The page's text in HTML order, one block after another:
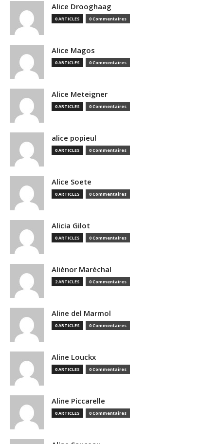
Alice Drooghaag
0 ARTICLES 0 Commentaires
Alice Magos
0 ARTICLES 0 Commentaires
Alice Meteigner
0 ARTICLES 0 Commentaires
alice popieul
0 ARTICLES 0 Commentaires
Alice Soete
0 ARTICLES 0 Commentaires
Alicia Gilot
0 ARTICLES 0 Commentaires
Aliénor Maréchal
2 ARTICLES 0 Commentaires
Aline del Marmol
0 ARTICLES 0 Commentaires
Aline Louckx
0 ARTICLES 0 Commentaires
Aline Piccarelle
0 ARTICLES 0 Commentaires